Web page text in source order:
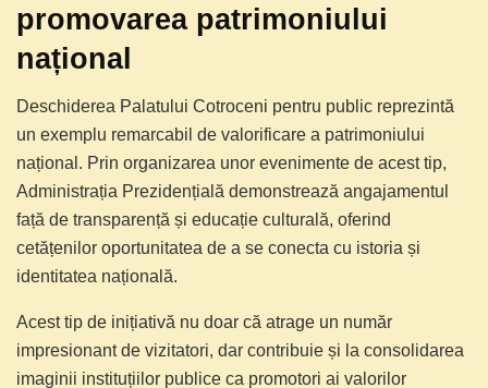
promovarea patrimoniului
național
Deschiderea Palatului Cotroceni pentru public reprezintă
un exemplu remarcabil de valorificare a patrimoniului
național. Prin organizarea unor evenimente de acest tip,
Administrația Prezidențială demonstrează angajamentul
față de transparență și educație culturală, oferind
cetățenilor oportunitatea de a se conecta cu istoria și
identitatea națională.
Acest tip de inițiativă nu doar că atrage un număr
impresionant de vizitatori, dar contribuie și la consolidarea
imaginii instituțiilor publice ca promotori ai valorilor